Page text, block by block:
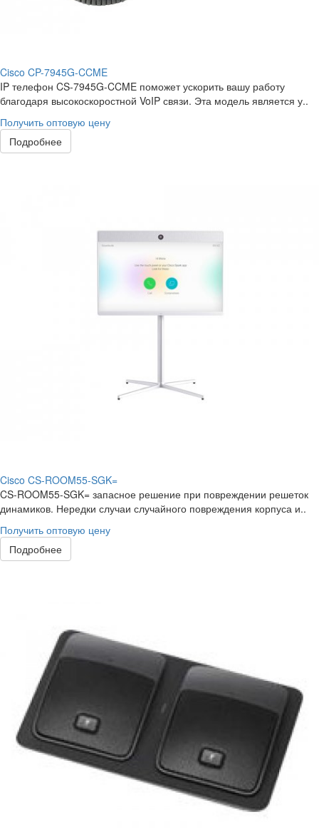
Cisco CP-7945G-CCME
IP телефон CS-7945G-CCME поможет ускорить вашу работу
благодаря высокоскоростной VoIP связи. Эта модель является у..
Получить оптовую цену
Подробнее
Cisco CS-ROOM55-SGK=
CS-ROOM55-SGK= запасное решение при повреждении решеток
динамиков. Нередки случаи случайного повреждения корпуса и..
Получить оптовую цену
Подробнее